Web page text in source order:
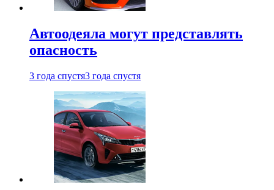
Автоодеяла могут представлять
опасность
3 года спустя3 года спустя